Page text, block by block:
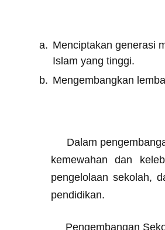
Menciptakan generasi
Islam yang tinggi.
Mengembangkan
Dalam
kemewahan dan
pengelolaan sekolah,
pendidikan.
Pengembangan